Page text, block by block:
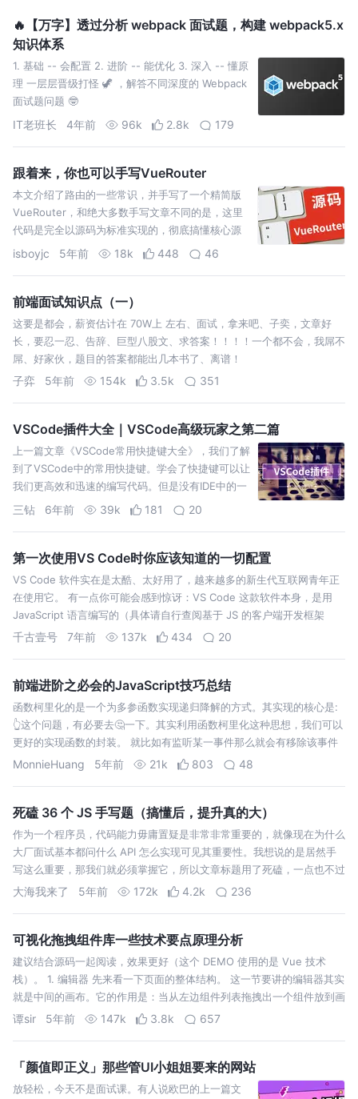
🔥【万字】透过分析 webpack 面试题，构建 webpack5.x
知识体系
1. 基础 -- 会配置 2. 进阶 -- 能优化 3. 深入 -- 懂原
理 一层层晋级打怪 🦖 ，解答不同深度的 Webpack
面试题问题 🤓
IT老班长 4年前 96k 2.8k 179
跟着来，你也可以手写VueRouter
本文介绍了路由的一些常识，并手写了一个精简版
VueRouter，和绝大多数手写文章不同的是，这里
代码是完全以源码为标准实现的，彻底搞懂核心源
码之外，后面看真正的源码可以毫不夸张的说：纵
isboyjc 5年前 18k 448 46
前端面试知识点（一）
这要是都会，薪资估计在 70W上 左右、面试，拿来吧、子奕，文章好
长，要忍一忍、告辞、巨型八股文、求答案！！！！一个都不会，我屌不
屌、好家伙，题目的答案都能出几本书了、离谱！
子弈 5年前 154k 3.5k 351
VSCode插件大全｜VSCode高级玩家之第二篇
上一篇文章《VSCode常用快捷键大全》，我们了解
到了VSCode中的常用快捷键。学会了快捷键可以让
我们更高效和迅速的编写代码。但是没有IDE中的一
些辅助功能，还是美中不足。 VSCode没有安装插
三钻 6年前 39k 181 20
第一次使用VS Code时你应该知道的一切配置
VS Code 软件实在是太酷、太好用了，越来越多的新生代互联网青年正
在使用它。 有一点你可能会感到惊讶：VS Code 这款软件本身，是用
JavaScript 语言编写的（具体请自行查阅基于 JS 的客户端开发框架
Electron）。Jeff Atwood 在 2007 …
千古壹号 7年前 137k 434 20
前端进阶之必会的JavaScript技巧总结
函数柯里化的是一个为多参函数实现递归降解的方式。其实现的核心是:
👆这个问题，有必要去🤔一下。其实利用函数柯里化这种思想，我们可以
更好的实现函数的封装。 就比如有监听某一事件那么就会有移除该事件
的操作，那么就可以利用柯里化的思想去封装代码了。 或者说一个输入A
MonnieHuang 5年前 21k 803 48
死磕 36 个 JS 手写题（搞懂后，提升真的大）
作为一个程序员，代码能力毋庸置疑是非常非常重要的，就像现在为什么
大厂面试基本都问什么 API 怎么实现可见其重要性。我想说的是居然手
写这么重要，那我们就必须掌握它，所以文章标题用了死磕，一点也不过
分，也希望不被认为是标题党。 作为一个普通前端，我是真的写不出
大海我来了 5年前 172k 4.2k 236
可视化拖拽组件库一些技术要点原理分析
建议结合源码一起阅读，效果更好（这个 DEMO 使用的是 Vue 技术
栈）。 1. 编辑器 先来看一下页面的整体结构。 这一节要讲的编辑器其实
就是中间的画布。它的作用是：当从左边组件列表拖拽出一个组件放到画
布中时，画布要把这个组件渲染出来。 用一个数组 componentDat…
谭sir 5年前 147k 3.8k 657
「颜值即正义」那些管UI小姐姐要来的网站
放轻松，今天不是面试课。有人说欧巴的上一篇文